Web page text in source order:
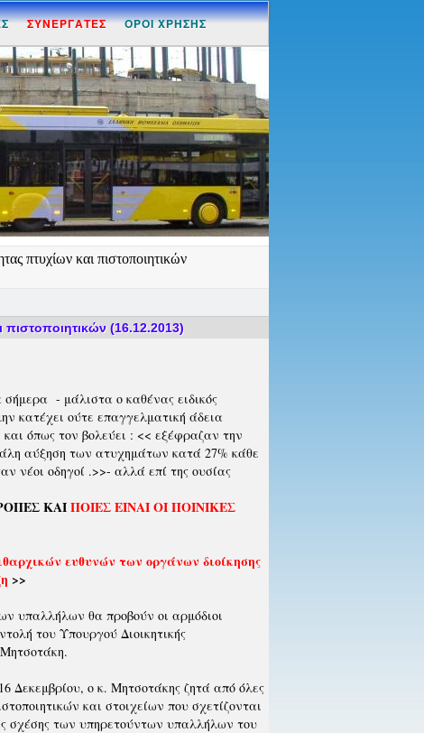
ΣΥΝΕΡΓΑΤΕΣ ΟΡΟΙ ΧΡΗΣΗΣ
πτυχίων και πιστοποιητικών
πιστοποιητικών (16.12.2013)
- μάλιστα ο καθένας ειδικός
κατέχει ούτε επαγγελματική άδεια
όπως τον βολεύει : << εξέφραζαν την
αύξηση των ατυχημάτων κατά 27% κάθε
νέοι οδηγοί .>>- αλλά επί της ουσίας
ΚΑΙΠΟΙΕΣ ΕΙΝΑΙ ΟΙ ΠΟΙΝΙΚΕΣ
ευθυνών των οργάνων διοίκησης
>>
υπαλλήλων θα προβούν οι αρμόδιοι
του Υπουργού Διοικητικής
Δεκεμβρίου, ο κ. Μητσοτάκης ζητά από όλες
και στοιχείων που σχετίζονται
σχέσης των υπηρετούντων υπαλλήλων του